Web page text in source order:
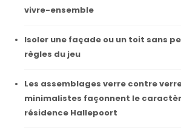
vivre-ensemble
Isoler une façade ou un toit sans
règles du jeu
Les assemblages verre contre
minimalistes façonnent le
résidence Hallepoort